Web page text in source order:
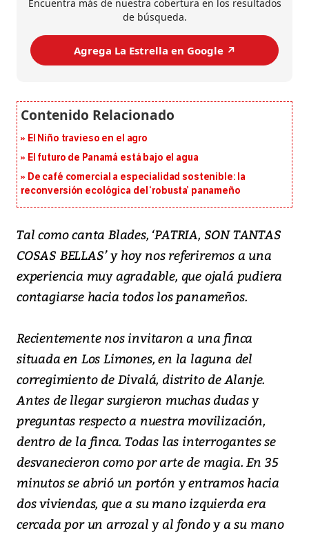
Encuentra más de nuestra cobertura en los resultados
de búsqueda.
Agrega La Estrella en Google ↗️
El Niño travieso en el agro
El futuro de Panamá está bajo el agua
De café comercial a especialidad sostenible: la
reconversión ecológica del ‘robusta’ panameño
Tal como canta Blades, ‘PATRIA, SON TANTAS
COSAS BELLAS’ y hoy nos referiremos a una
experiencia muy agradable, que ojalá pudiera
contagiarse hacia todos los panameños.
Recientemente nos invitaron a una finca
situada en Los Limones, en la laguna del
corregimiento de Divalá, distrito de Alanje.
Antes de llegar surgieron muchas dudas y
preguntas respecto a nuestra movilización,
dentro de la finca. Todas las interrogantes se
desvanecieron como por arte de magia. En 35
minutos se abrió un portón y entramos hacia
dos viviendas, que a su mano izquierda era
cercada por un arrozal y al fondo y a su mano